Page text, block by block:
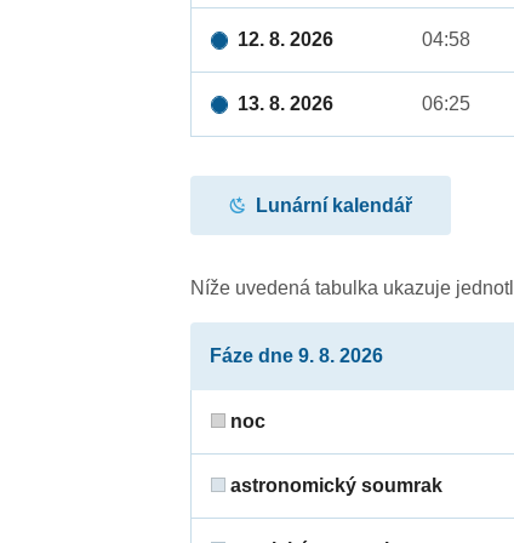
12. 8. 2026 04:58
13. 8. 2026 06:25
Lunární kalendář
Níže uvedená tabulka ukazuje
Fáze dne 9. 8. 2026
noc
astronomický soumrak